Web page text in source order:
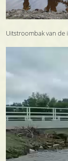
Uitstroombak van de